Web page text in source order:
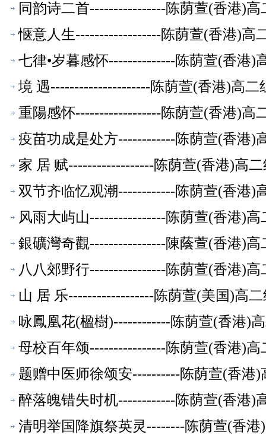
同韵诗二首----------------陈荫萱(香港)
惬意人生------------------陈荫萱(香港)高
七律•岁暮感怀--------------陈荫萱(香港)
境 遇---------------------陈荫萱(香港)高二
重陽感怀------------------陈荫萱(香港)高
疫苗功成是处方------------陈荫萱(香港)
家 居 赋------------------陈荫萱(香港)高
双节齐临忆观潮------------陈荫萱(香港)
风雨大屿山----------------陈荫萱(香港)
銀礦灣奇觀----------------陳蔭萱(香港)高
八八郊野行----------------陈荫萱(香港)
山 居 乐------------------陈荫萱(美国)高
咏鳳凰花(楹樹)------------陈荫萱(香港)
母校百年颂----------------陈荫萱(香港)高
题赠中医师徐颂安----------陈荫萱(香港
醉落魄错失时机------------陈荫萱(香港)
清明举国降旗祭英灵--------陈荫萱(香